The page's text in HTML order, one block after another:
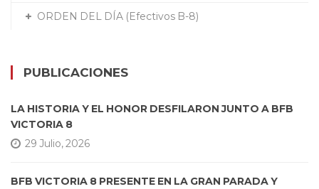
ORDEN DEL DÍA (Efectivos B-8)
PUBLICACIONES
LA HISTORIA Y EL HONOR DESFILARON JUNTO A BFB
VICTORIA 8
29 Julio, 2026
BFB VICTORIA 8 PRESENTE EN LA GRAN PARADA Y